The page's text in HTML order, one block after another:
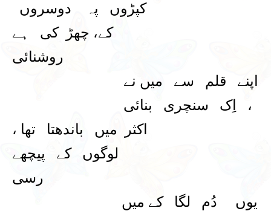
کپڑوں پہ دوسروں
کے، چھڑ کی ہے
روشنائی
اپنے قلم سے میں نے
، اِک سنچری بنائی
اکثر میں باندھتا تھا ،
لوگوں کے پیچھے
رسی
یوں دُم لگا کے میں